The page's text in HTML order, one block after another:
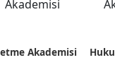
Akademisi